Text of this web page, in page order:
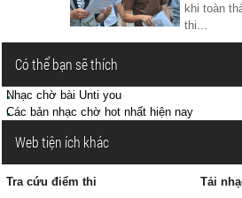
khi toàn
thi...
Có thể bạn sẽ thích
Nhạc chờ bài Unti you
Các bản nhạc chờ hot nhất hiện nay
Web tiện ích khác
Tra cứu điểm thi Tải